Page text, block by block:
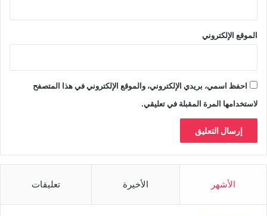
الموقع الإلكتروني
احفظ اسمي، بريدي الإلكتروني، والموقع الإلكتروني في هذا المتصفح
لاستخدامها المرة المقبلة في تعليقي.
الأشهر الأخيرة تعليقات